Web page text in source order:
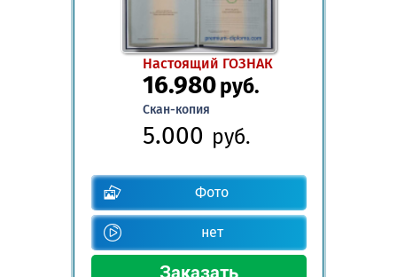
Настоящий ГОЗНАК
16.980руб.
Скан-копия
5.000 руб.
Фото
нет